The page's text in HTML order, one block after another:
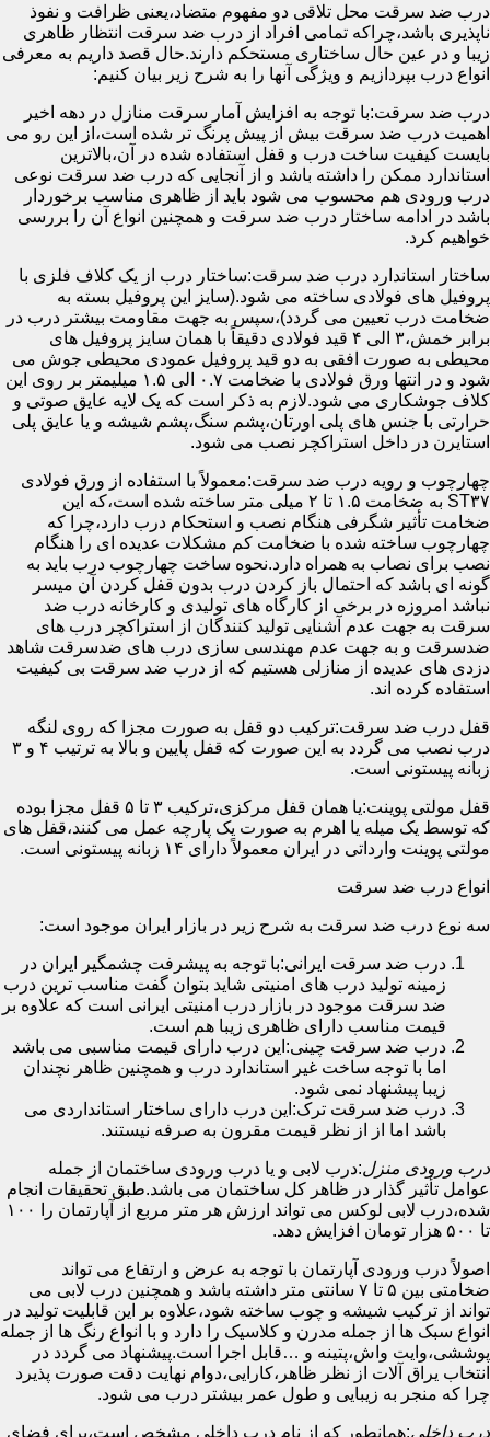
درب ضد سرقت محل تلاقی دو مفهوم متضاد،یعنی ظرافت و نفوذ
ناپذیری باشد،چراکه تمامی افراد از درب ضد سرقت انتظار ظاهری
زیبا و در عین حال ساختاری مستحکم دارند.حال قصد داریم به معرفی
انواع درب بپردازیم و ویژگی آنها را به شرح زیر بیان کنیم:
درب ضد سرقت:با توجه به افزایش آمار سرقت منازل در دهه اخیر
اهمیت درب ضد سرقت بیش از پیش پرنگ تر شده است،از این رو می
بایست کیفیت ساخت درب و قفل استفاده شده در آن،بالاترین
استاندارد ممکن را داشته باشد و از آنجایی که درب ضد سرقت نوعی
درب ورودی هم محسوب می شود باید از ظاهری مناسب برخوردار
باشد در ادامه ساختار درب ضد سرقت و همچنین انواع آن را بررسی
خواهیم کرد.
ساختار استاندارد درب ضد سرقت:ساختار درب از یک کلاف فلزی با
پروفیل های فولادی ساخته می شود.(سایز این پروفیل بسته به
ضخامت درب تعیین می گردد)،سپس به جهت مقاومت بیشتر درب در
برابر خمش،۳ الی ۴ قید فولادی دقیقاً با همان سایز پروفیل های
محیطی به صورت افقی به دو قید پروفیل عمودی محیطی جوش می
شود و در انتها ورق فولادی با ضخامت ۰.۷ الی ۱.۵ میلیمتر بر روی این
کلاف جوشکاری می شود.لازم به ذکر است که یک لایه عایق صوتی و
حرارتی با جنس های پلی اورتان،پشم سنگ،پشم شیشه و یا عایق پلی
استایرن در داخل استراکچر نصب می شود.
چهارچوب و رویه درب ضد سرقت:معمولاً با استفاده از ورق فولادی
ST۳۷ به ضخامت ۱.۵ تا ۲ میلی متر ساخته شده است،که این
ضخامت تأثیر شگرفی هنگام نصب و استحکام درب دارد،چرا که
چهارچوب ساخته شده با ضخامت کم مشکلات عدیده ای را هنگام
نصب برای نصاب به همراه دارد.نحوه ساخت چهارچوب درب باید به
گونه ای باشد که احتمال باز کردن درب بدون قفل کردن آن میسر
نباشد امروزه در برخی از کارگاه های تولیدی و کارخانه درب ضد
سرقت به جهت عدم آشنایی تولید کنندگان از استراکچر درب های
ضدسرقت و به جهت عدم مهندسی سازی درب های ضدسرقت شاهد
دزدی های عدیده از منازلی هستیم که از درب ضد سرقت بی کیفیت
استفاده کرده اند.
قفل درب ضد سرقت:ترکیب دو قفل به صورت مجزا که روی لنگه
درب نصب می گردد به این صورت که قفل پایین و بالا به ترتیب ۴ و ۳
زبانه پیستونی است.
قفل مولتی پوینت:یا همان قفل مرکزی،ترکیب ۳ تا ۵ قفل مجزا بوده
که توسط یک میله یا اهرم به صورت یک پارچه عمل می کنند،قفل های
مولتی پوینت وارداتی در ایران معمولاً دارای ۱۴ زبانه پیستونی است.
انواع درب ضد سرقت
سه نوع درب ضد سرقت به شرح زیر در بازار ایران موجود است:
درب ضد سرقت ایرانی:با توجه به پیشرفت چشمگیر ایران در
زمینه تولید درب های امنیتی شاید بتوان گفت مناسب ترین درب
ضد سرقت موجود در بازار درب امنیتی ایرانی است که علاوه بر
قیمت مناسب دارای ظاهری زیبا هم است.
درب ضد سرقت چینی:این درب دارای قیمت مناسبی می باشد
اما با توجه ساخت غیر استاندارد درب و همچنین ظاهر نچندان
زیبا پیشنهاد نمی شود.
درب ضد سرقت ترک:این درب دارای ساختار استانداردی می
باشد اما از از نظر قیمت مقرون به صرفه نیستند.
درب ورودی منزل:درب لابی و یا درب ورودی ساختمان از جمله
عوامل تأثیر گذار در ظاهر کل ساختمان می باشد.طبق تحقیقات انجام
شده،درب لابی لوکس می تواند ارزش هر متر مربع از آپارتمان را ۱۰۰
تا ۵۰۰ هزار تومان افزایش دهد.
اصولاً درب ورودی آپارتمان با توجه به عرض و ارتفاع می تواند
ضخامتی بین ۵ تا ۷ سانتی متر داشته باشد و همچنین درب لابی می
تواند از ترکیب شیشه و چوب ساخته شود،علاوه بر این قابلیت تولید در
انواع سبک ها از جمله مدرن و کلاسیک را دارد و با انواع رنگ ها از جمله
پوششی،وایت واش،پتینه و …قابل اجرا است.پیشنهاد می گردد در
انتخاب یراق آلات از نظر ظاهر،کارایی،دوام نهایت دقت صورت پذیرد
چرا که منجر به زیبایی و طول عمر بیشتر درب می شود.
درب داخلی:همانطور که از نام درب داخلی مشخص است،برای فضای